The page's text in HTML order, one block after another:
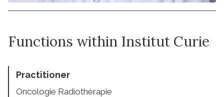
Functions within Institut Curie
Practitioner
Oncologie Radiothérapie